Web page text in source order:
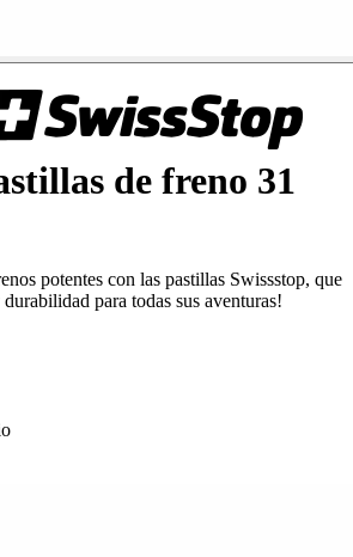
de freno 31
potentes con las pastillas Swissstop, que
para todas sus aventuras!